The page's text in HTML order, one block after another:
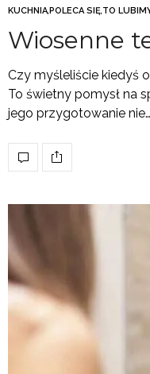
KUCHNIA,POLECA SIĘ,TO
Wiosenne
Czy myśleliście kiedyś
To świetny pomysł na
jego przygotowanie nie…